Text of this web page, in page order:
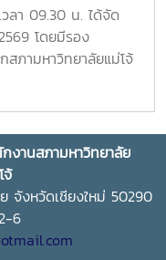
งแวดล้อมอย่างสมดุล
าขาวิชาการพัฒนาภูมิ
งเน้นเสริมสร้างองค์
ลา 09.30 น. ได้จัด
โดยมีรอง
ภามหาวิทยาลัยแม่โจ้
ยแม่โจ้ และจัดประชุม
งานสภามหาวิทยาลัย
จ้
จังหวัดเชียงใหม่ 50290
6